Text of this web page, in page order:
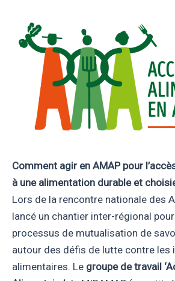
Comment agir en AMAP pour
à une alimentation durable et
Lors de la rencontre nationale des
lancé un chantier inter-régional
processus de mutualisation de
autour des défis de lutte contre les
alimentaires. Le groupe de travail